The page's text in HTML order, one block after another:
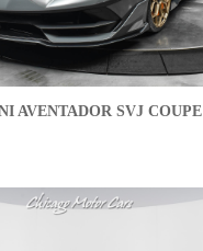
AVENTADOR SVJ COUPE